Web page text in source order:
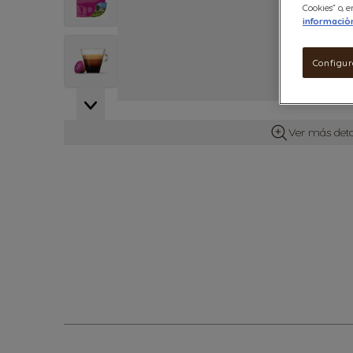
View larger image
Ver más
Cookies”